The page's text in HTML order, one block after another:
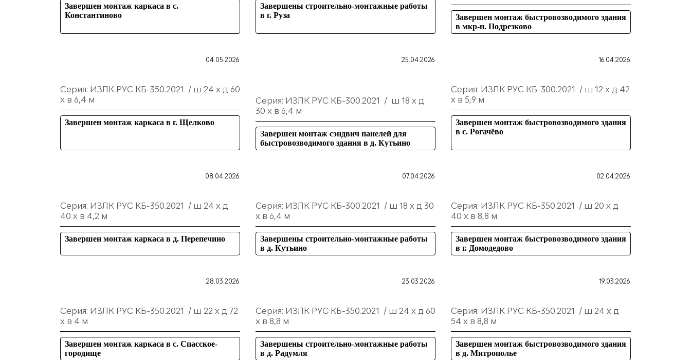
Завершен монтаж каркаса в с.
Константиново
Завершены строительно-монтажные работы
в г. Руза
Завершен монтаж быстровозводимого здания
в мкр-н. Подрезково
04.05.2026
Серия: ИЗЛК РУС КБ-350.2021 / ш 24 х д 60
х в 6,4 м
Завершен монтаж каркаса в г. Щелково
25.04.2026
Серия: ИЗЛК РУС КБ-300.2021 / ш 18 х д
30 х в 6,4 м
Завершен монтаж сэндвич панелей для
быстровозводимого здания в д. Кутьино
16.04.2026
Серия: ИЗЛК РУС КБ-300.2021 / ш 12 х д 42
х в 5,9 м
Завершен монтаж быстровозводимого здания
в с. Рогачёво
08.04.2026
Серия: ИЗЛК РУС КБ-350.2021 / ш 24 х д
40 х в 4,2 м
Завершен монтаж каркаса в д. Перепечино
07.04.2026
Серия: ИЗЛК РУС КБ-300.2021 / ш 18 х д 30
х в 6,4 м
Завершены строительно-монтажные работы
в д. Кутьино
02.04.2026
Серия: ИЗЛК РУС КБ-350.2021 / ш 20 х д
40 х в 8,8 м
Завершен монтаж быстровозводимого здания
в г. Домодедово
28.03.2026
Серия: ИЗЛК РУС КБ-350.2021 / ш 22 х д 72
х в 4 м
Завершен монтаж каркаса в с. Спасское-
городище
23.03.2026
Серия: ИЗЛК РУС КБ-350.2021 / ш 24 х д 60
х в 8,8 м
Завершены строительно-монтажные работы
в д. Радумля
19.03.2026
Серия: ИЗЛК РУС КБ-350.2021 / ш 24 х д
54 х в 8,8 м
Завершен монтаж быстровозводимого здания
в д. Митрополье